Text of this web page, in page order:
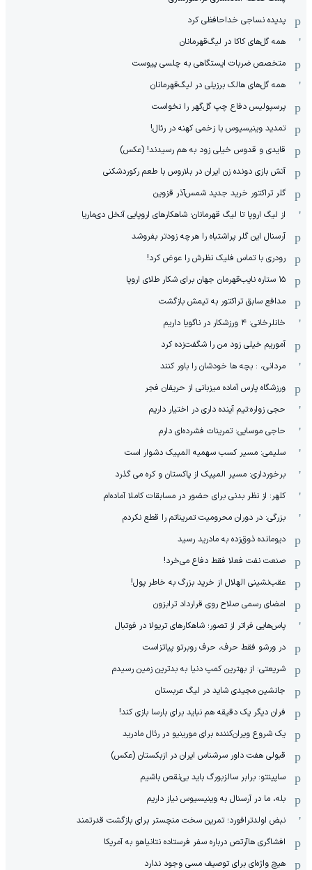
پدیده نساجی خداحافظی کرد
همه گل‌های کاکا در لیگ‌قهرمانان
متخصص ضربات ایستگاهی به چلسی پیوست
همه گل‌های هالک برزیلی در لیگ‌قهرمانان
پرسپولیس دفاع چپ گل‌گهر را نخواست
تمدید وینیسیوس با زخمی کهنه در رئال!
قایدی و قدوس خیلی زود به هم رسیدند! (عکس)
آتش بازی دونده زن ایران در بلاروس با طعم رکوردشکنی
گلر تراکتور خرید جدید شمس‌آذر قزوین
از لیگ اروپا تا لیگ قهرمانان؛ شاهکارهای اروپایی آنخل دی‌ماریا
آرسنال این گلر پراشتباه را هرچه زودتر بفروشد
رودری با تماس فلیک نظرش را عوض کرد!
١۵ ستاره نایب‌قهرمان جهان برای شکار طلای اروپا
مدافع سابق تراکتور به تیمش بازگشت
خانلرخانی: ۴ ورزشکار در ناگویا داریم
آموریم خیلی زود من را شگفت‌زده کرد
مردانی، : بچه ها خودشان را باور کنند
ورزشگاه پارس آماده میزبانی از حریفان فجر
حجی زواره:تیم آینده داری در اختیار داریم
حاجی موسایی: تمرینات فشرده‌ای دارم
سلیمی: مسیر کسب سهمیه المپیک دشوار است
برخورداری: مسیر المپیک از پاکستان و کره می گذرد
کلهر: از نظر بدنی برای حضور در مسابقات کاملا آماده‌ام
بزرگی: در دوران محرومیت تمریناتم را قطع نکردم
دیومانده ذوق‌زده به مادرید رسید
صنعت نفت فعلا فقط دفاع می‌خرد!
عقب‌نشینی الهلال از خرید بزرگ به خاطر پول!
امضای رسمی صلاح روی قرارداد ترابزون
پاس‌هایی فراتر از تصور؛ شاهکارهای تریولا در فوتبال
در ورشو فقط حرف، حرف روبرتو پیاتزاست
شریعتی: از بهترین کمپ‌ دنیا به بدترین زمین‌ رسیدم
جانشین مجیدی شاید در لیگ عربستان
فران دیگر یک دقیقه هم نباید برای بارسا بازی کند!
یک شروع ویران‌کننده برای مورینیو در رئال مادرید
قبولی هفت داور سرشناس ایران در ازبکستان (عکس)
ساپینتو: برابر سالزبورگ باید بی‌نقص باشیم
بله، ما در آرسنال به وینیسیوس نیاز داریم
نبض اولدترافورد؛ تمرین سخت منچستر برای بازگشت قدرتمند
افشاگری هاآرتص درباره سفر فرستاده نتانیاهو به آمریکا
هیچ واژه‌ای برای توصیف مسی وجود ندارد